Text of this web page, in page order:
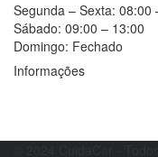
Segunda – Sexta: 08:00
Sábado: 09:00 – 13:00
Domingo: Fechado
Informações